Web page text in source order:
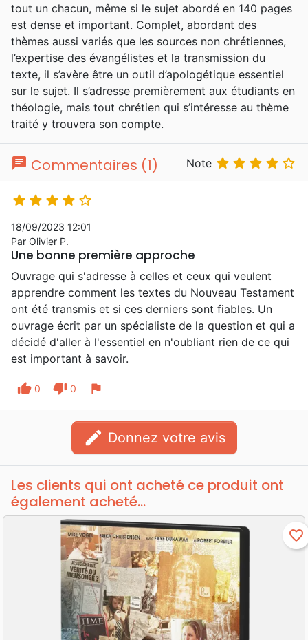
tout un chacun, même si le sujet abordé en 140 pages
est dense et important. Complet, abordant des
thèmes aussi variés que les sources non chrétiennes,
l’expertise des évangélistes et la transmission du
texte, il s’avère être un outil d’apologétique essentiel
sur le sujet. Il s’adresse premièrement aux étudiants en
théologie, mais tout chrétien qui s’intéresse au thème
traité y trouvera son compte.
chat Commentaires (1) Note     
    
18/09/2023 12:01
Par Olivier P.
Une bonne première approche
Ouvrage qui s'adresse à celles et ceux qui veulent
apprendre comment les textes du Nouveau Testament
ont été transmis et si ces derniers sont fiables. Un
ouvrage écrit par un spécialiste de la question et qui a
décidé d'aller à l'essentiel en n'oubliant rien de ce qui
est important à savoir.
thumb_up 0 thumb_down 0 flag
edit Donnez votre avis
Les clients qui ont acheté ce produit ont
également acheté...
favorite_border